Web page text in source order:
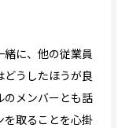
に、他の従業員
うしたほうが良
のメンバーとも話
を取ることを心掛